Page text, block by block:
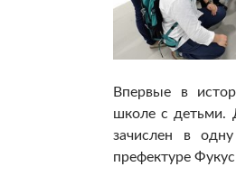
Впервые в
школе с детьми.
зачислен в
префектуре